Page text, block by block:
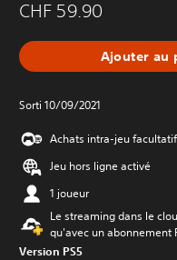
CHF 59.90
Ajouter au
Sorti 10/09/2021
Achats intra-jeu
Jeu hors ligne activé
1 joueur
Le streaming dans le
qu'avec un abonnement
Version PS5